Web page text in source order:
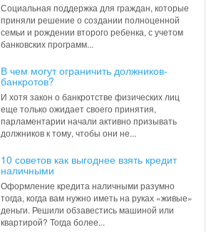
Социальная поддержка для граждан, которые
приняли решение о создании полноценной
семьи и рождении второго ребенка, с учетом
банковских программ...
В чем могут ограничить должников-
банкротов?
И хотя закон о банкротстве физических лиц
еще только ожидает своего принятия,
парламентарии начали активно призывать
должников к тому, чтобы они не...
10 советов как выгоднее взять кредит
наличными
Оформление кредита наличными разумно
тогда, когда вам нужно иметь на руках «живые»
деньги. Решили обзавестись машиной или
квартирой? Тогда более...